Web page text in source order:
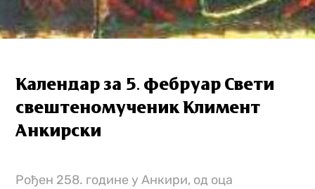
Календар за 5. фебруар Свети
свештеномученик Климент
Анкирски
Рођен 258. године у Анкири, од оца